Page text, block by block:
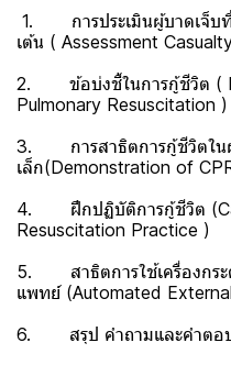
1. การประเมินผู้บาดเจ็บที่
เต้น ( Assessment
2. ข้อบ่งชี้ในการกู้ชีวิต (
Pulmonary Resuscitation )
3. การสาธิตการกู้ชีวิตในผู้
เล็ก(Demonstration of
4. ฝึกปฏิบัติการกู้ชีวิต
Resuscitation Practice )
5. สาธิตการใช้เครื่องกระ
แพทย์ (Automated
6. สรุป คำถามและคำตอ